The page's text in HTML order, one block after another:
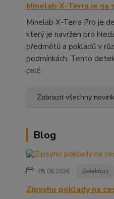
Minelab X-Terra je na
Minelab X-Terra Pro je
který je navržen pro
předmětů a pokladů v
podmínkách. Tento
celé
Zobrazit všechny
Blog
05.08.2026 Detektory
Zipsyho poklady na